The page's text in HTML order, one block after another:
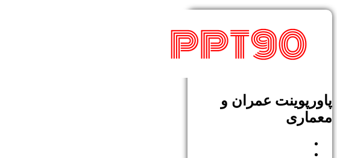
پاورپوینت عمران و
معماری